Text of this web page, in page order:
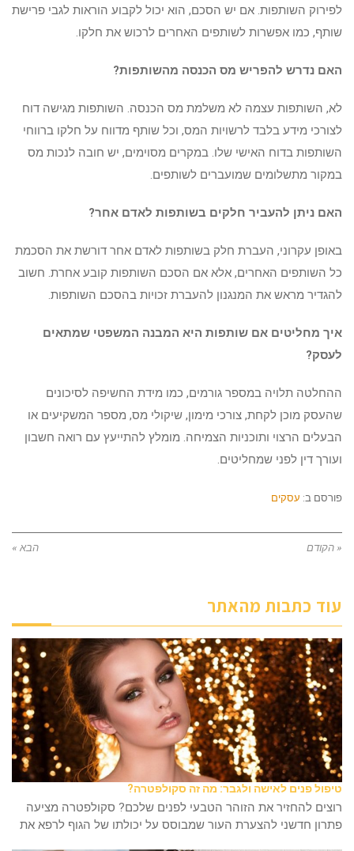
לפירוק השותפות. אם יש הסכם, הוא יכול לקבוע הוראות לגבי פרישת
שותף, כמו אפשרות לשותפים האחרים לרכוש את חלקו.
האם נדרש להפריש מס הכנסה מהשותפות?
לא, השותפות עצמה לא משלמת מס הכנסה. השותפות מגישה דוח
לצורכי מידע בלבד לרשויות המס, וכל שותף מדווח על חלקו ברווחי
השותפות בדוח האישי שלו. במקרים מסוימים, יש חובה לנכות מס
במקור מתשלומים שמועברים לשותפים.
האם ניתן להעביר חלקים בשותפות לאדם אחר?
באופן עקרוני, העברת חלק בשותפות לאדם אחר דורשת את הסכמת
כל השותפים האחרים, אלא אם הסכם השותפות קובע אחרת. חשוב
להגדיר מראש את המנגנון להעברת זכויות בהסכם השותפות.
איך מחליטים אם שותפות היא המבנה המשפטי שמתאים
לעסק?
ההחלטה תלויה במספר גורמים, כמו מידת החשיפה לסיכונים
שהעסק מוכן לקחת, צורכי מימון, שיקולי מס, מספר המשקיעים או
הבעלים הרצוי ותוכניות הצמיחה. מומלץ להתייעץ עם רואה חשבון
ועורך דין לפני שמחליטים.
פורסם ב: עסקים
« הקודם הבא »
עוד כתבות מהאתר
טיפול פנים לאישה ולגבר: מה זה סקולפטרה?
רוצים להחזיר את הזוהר הטבעי לפנים שלכם? סקולפטרה מציעה
פתרון חדשני להצערת העור שמבוסס על יכולתו של הגוף לרפא את